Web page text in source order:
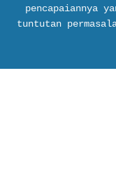
pencapaiannya
tuntutan